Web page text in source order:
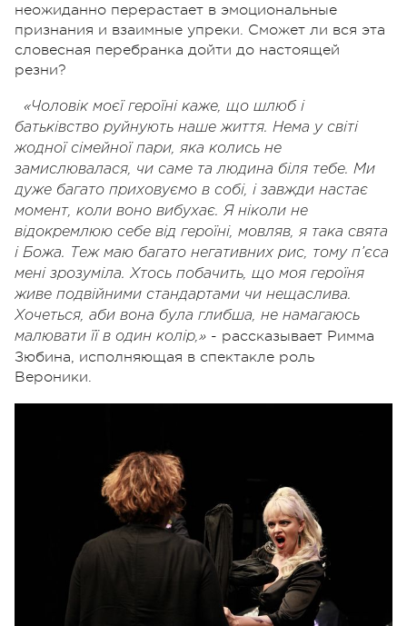
неожиданно перерастает в эмоциональные
признания и взаимные упреки. Сможет ли вся эта
словесная перебранка дойти до настоящей
резни?
«Чоловік моєї героїні каже, що шлюб і
батьківство руйнують наше життя. Нема у світі
жодної сімейної пари, яка колись не
замислювалася, чи саме та людина біля тебе. Ми
дуже багато приховуємо в собі, і завжди настає
момент, коли воно вибухає. Я ніколи не
відокремлюю себе від героїні, мовляв, я така свята
і Божа. Теж маю багато негативних рис, тому п’єса
мені зрозуміла. Хтось побачить, що моя героїня
живе подвійними стандартами чи нещаслива.
Хочеться, аби вона була глибша, не намагаюсь
малювати її в один колір,» - рассказывает Римма
Зюбина, исполняющая в спектакле роль
Вероники.